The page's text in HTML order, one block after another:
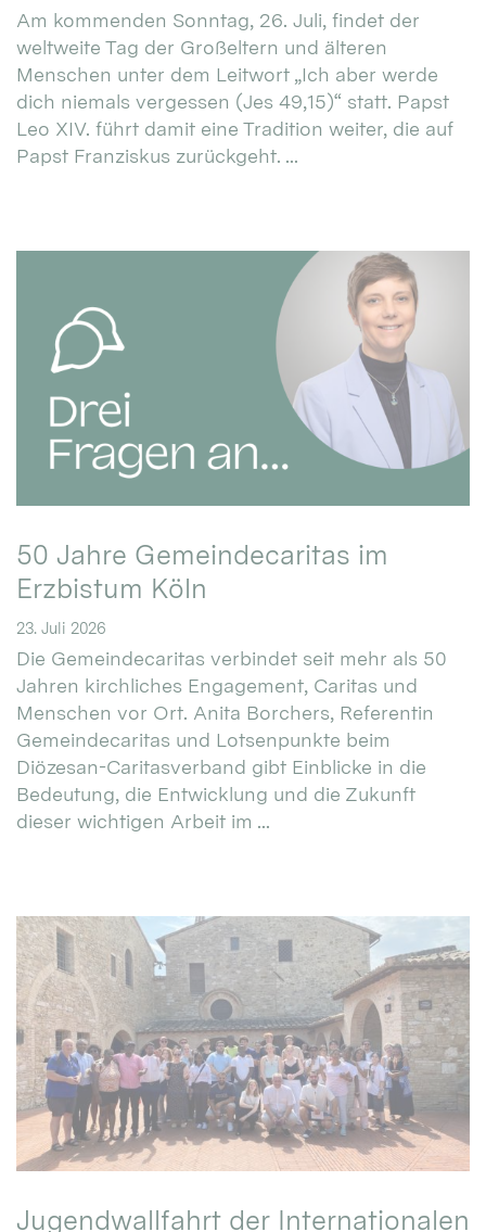
Am kommenden Sonntag, 26. Juli, findet der
weltweite Tag der Großeltern und älteren
Menschen unter dem Leitwort „Ich aber werde
dich niemals vergessen (Jes 49,15)“ statt. Papst
Leo XIV. führt damit eine Tradition weiter, die auf
Papst Franziskus zurückgeht. ...
50 Jahre Gemeindecaritas im
Erzbistum Köln
23. Juli 2026
Die Gemeindecaritas verbindet seit mehr als 50
Jahren kirchliches Engagement, Caritas und
Menschen vor Ort. Anita Borchers, Referentin
Gemeindecaritas und Lotsenpunkte beim
Diözesan-Caritasverband gibt Einblicke in die
Bedeutung, die Entwicklung und die Zukunft
dieser wichtigen Arbeit im ...
Jugendwallfahrt der Internationalen